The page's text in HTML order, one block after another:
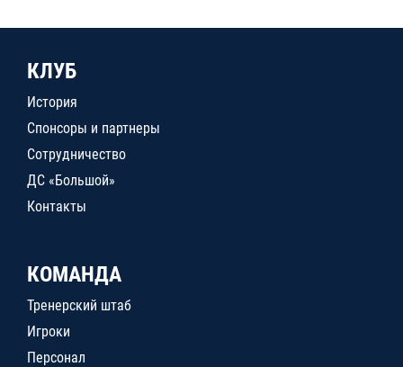
КЛУБ
История
Спонсоры и партнеры
Сотрудничество
ДС «Большой»
Контакты
КОМАНДА
Тренерский штаб
Игроки
Персонал